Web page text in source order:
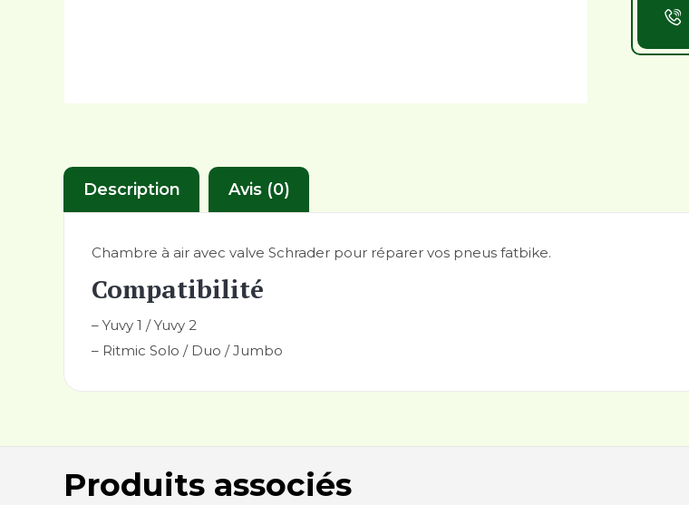
Description Avis (0)
Chambre à air avec valve Schrader pour réparer vos pneus fatbike.
Compatibilité
– Yuvy 1 / Yuvy 2
– Ritmic Solo / Duo / Jumbo
Produits associés